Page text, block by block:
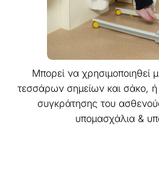
Μπορεί να χρησιμοποιηθεί
τεσσάρων σημείων και σάκο, ή
συγκράτησης του
υπομασχάλια &